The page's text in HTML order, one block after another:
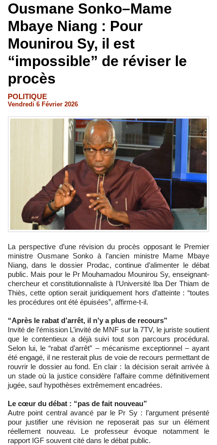
Ousmane Sonko–Mame
Mbaye Niang : Pour
Mounirou Sy, il est
“impossible” de réviser le
procès
POLITIQUE
Vendredi 6 Février 2026
La perspective d’une révision du procès opposant le Premier
ministre Ousmane Sonko à l’ancien ministre Mame Mbaye
Niang, dans le dossier Prodac, continue d’alimenter le débat
public. Mais pour le Pr Mouhamadou Mounirou Sy, enseignant-
chercheur et constitutionnaliste à l’Université Iba Der Thiam de
Thiès, cette option serait juridiquement hors d’atteinte : “toutes
les procédures ont été épuisées”, affirme-t-il.
“Après le rabat d’arrêt, il n’y a plus de recours”
Invité de l’émission L’invité de MNF sur la 7TV, le juriste soutient
que le contentieux a déjà suivi tout son parcours procédural.
Selon lui, le “rabat d’arrêt” – mécanisme exceptionnel – ayant
été engagé, il ne resterait plus de voie de recours permettant de
rouvrir le dossier au fond. En clair : la décision serait arrivée à
un stade où la justice considère l’affaire comme définitivement
jugée, sauf hypothèses extrêmement encadrées.
Le cœur du débat : “pas de fait nouveau”
Autre point central avancé par le Pr Sy : l’argument présenté
pour justifier une révision ne reposerait pas sur un élément
réellement nouveau. Le professeur évoque notamment le
rapport IGF souvent cité dans le débat public.